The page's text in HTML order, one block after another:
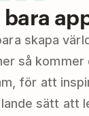
skapa
så kommer
för att
sätt att